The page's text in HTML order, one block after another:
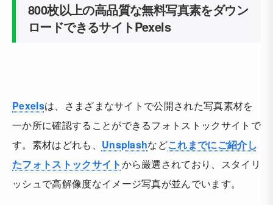
800枚以上の高品質な無料写真素をダウン
ロードできるサイトPexels
Pexelsは、さまざまなサイトで公開された写真素材を
一か所に確認することができるフォトストックサイトで
す。素材はどれも、 Unsplashなどこれまでにご紹介し
たフォトストックサイトから厳選されており、スタイリ
ッシュで高解像度なイメージ写真が並んでいます。